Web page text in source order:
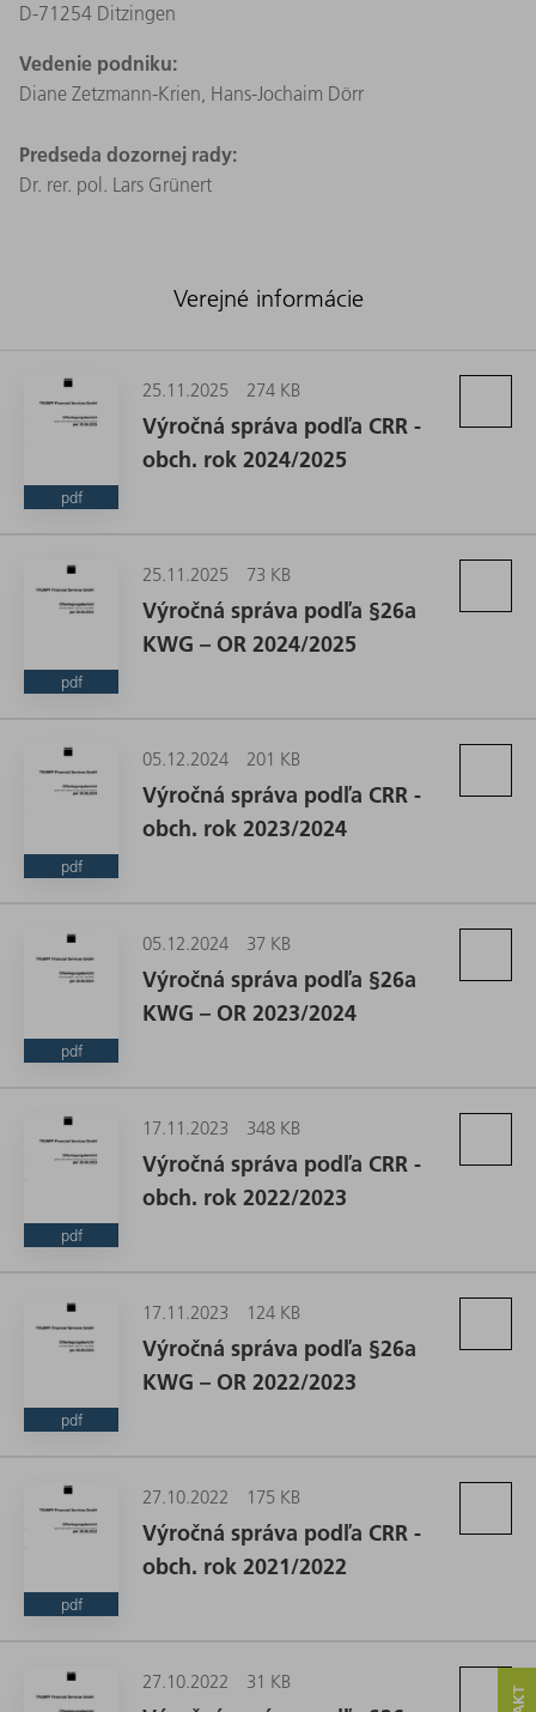
D-71254 Ditzingen
Vedenie podniku:
Diane Zetzmann‑Krien, Hans-Jochaim Dörr
Predseda dozornej rady:
Dr. rer. pol. Lars Grünert
Verejné informácie
pdf
25.11.2025 274 KB
Výročná správa podľa CRR -
obch. rok 2024/2025
pdf
25.11.2025 73 KB
Výročná správa podľa §26a
KWG – OR 2024/2025
pdf
05.12.2024 201 KB
Výročná správa podľa CRR -
obch. rok 2023/2024
pdf
05.12.2024 37 KB
Výročná správa podľa §26a
KWG – OR 2023/2024
pdf
17.11.2023 348 KB
Výročná správa podľa CRR -
obch. rok 2022/2023
pdf
17.11.2023 124 KB
Výročná správa podľa §26a
KWG – OR 2022/2023
pdf
27.10.2022 175 KB
Výročná správa podľa CRR -
obch. rok 2021/2022
27.10.2022 31 KB